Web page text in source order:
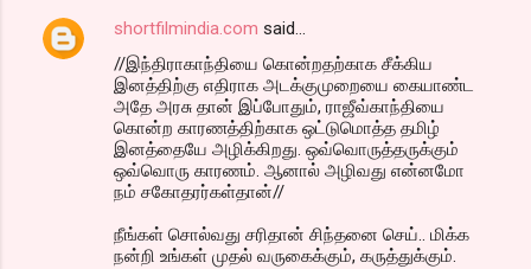
shortfilmindia.com said…
//இந்திராகாந்தியை கொன்றதற்காக சீக்கிய
இனத்திற்கு எதிராக அடக்குமுறையை கையாண்ட
அதே அரசு தான் இப்போதும், ராஜீவ்காந்தியை
கொன்ற காரணத்திற்காக ஒட்டுமொத்த தமிழ்
இனத்தையே அழிக்கிறது. ஒவ்வொருத்தருக்கும்
ஒவ்வொரு காரணம். ஆனால் அழிவது என்னமோ
நம் சகோதரர்கள்தான்//
நீங்கள் சொல்வது சரிதான் சிந்தனை செய்.. மிக்க
நன்றி உங்கள் முதல் வருகைக்கும், கருத்துக்கும்.